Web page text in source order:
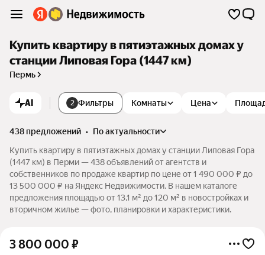
Купить квартиру в пятиэтажных домах у
станции Липовая Гора (1447 км)
Пермь
AI 2 Фильтры Комнаты Цена
438 предложений •
по актуальности
Купить квартиру в пятиэтажных домах у станции Липовая Гора
(1447 км) в Перми — 438 объявлений от агентств и
собственников по продаже квартир по цене от 1 490 000 ₽ до
13 500 000 ₽ на Яндекс Недвижимости. В нашем каталоге
предложения площадью от 13,1 м² до 120 м² в новостройках и
вторичном жилье — фото, планировки и характеристики.
3 800 000 ₽